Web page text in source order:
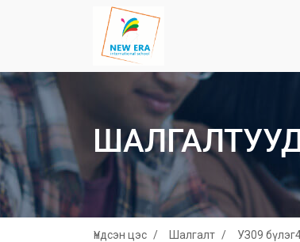
Үндсэн цэс Шалгалт УЗ09